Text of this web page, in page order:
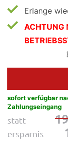
Erlange
ACHTUNG
sofort verfügbar
Zahlungseingang
statt 19
ersparnis